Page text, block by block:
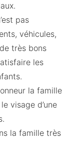
pas
véhicules,
très bons
les
la famille
visage d’une
la famille très